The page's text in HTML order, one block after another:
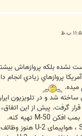
نشده بلکه پروازهاش
ميده.
ساخته شد و در تلویزیون